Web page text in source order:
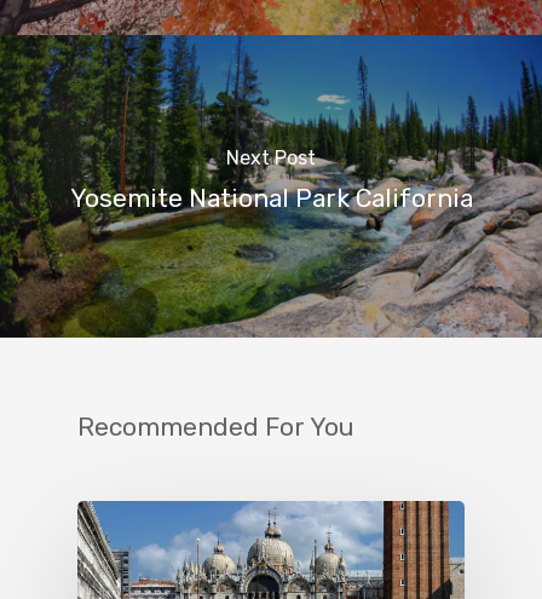
Next Post
Yosemite National Park California
Recommended For You